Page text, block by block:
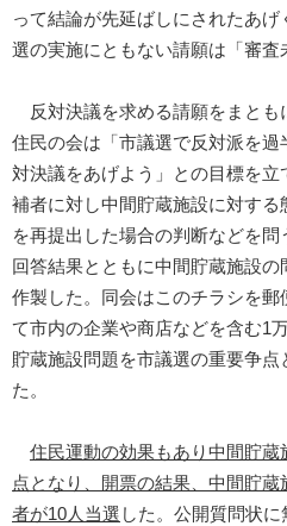
って結論が先延ばしにされたあ
選の実施にともない請願は「審査
反対決議を求める請願をまとも
住民の会は「市議選で反対派を過
対決議をあげよう」との目標を
補者に対し中間貯蔵施設に対す
を再提出した場合の判断などを
回答結果とともに中間貯蔵施設
作製した。同会はこのチラシを郵
て市内の企業や商店などを含む1
貯蔵施設問題を市議選の重要争
た。
住民運動の効果もあり中間貯
点となり、開票の結果、中間貯
者が10人当選 した。公開質問状